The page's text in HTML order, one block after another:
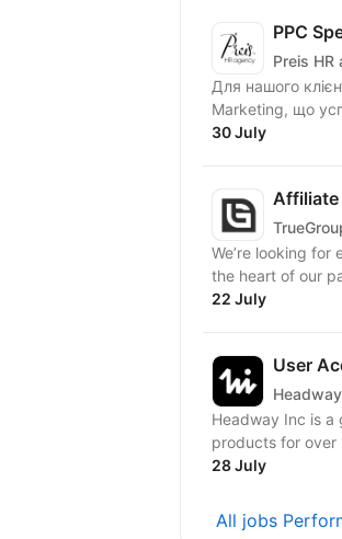
PPC
Preis HR
Для нашого
Marketing, що
30 July
Affiliate
We’re looking for
the heart of our
22 July
User
Headway Inc is
products for over
28 July
All jobs